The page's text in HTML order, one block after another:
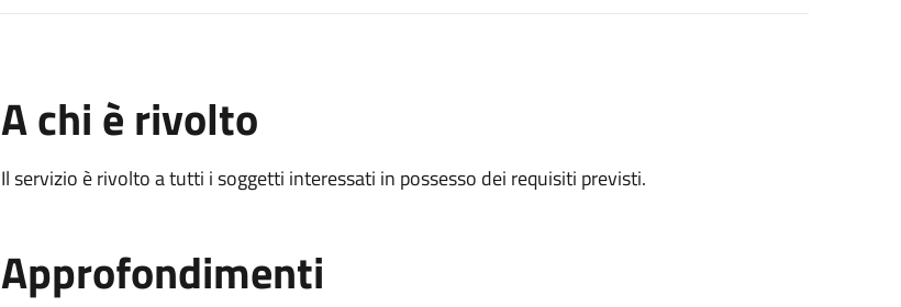
A chi è rivolto
Il servizio è rivolto a tutti i soggetti interessati in possesso dei requisiti previsti.
Approfondimenti